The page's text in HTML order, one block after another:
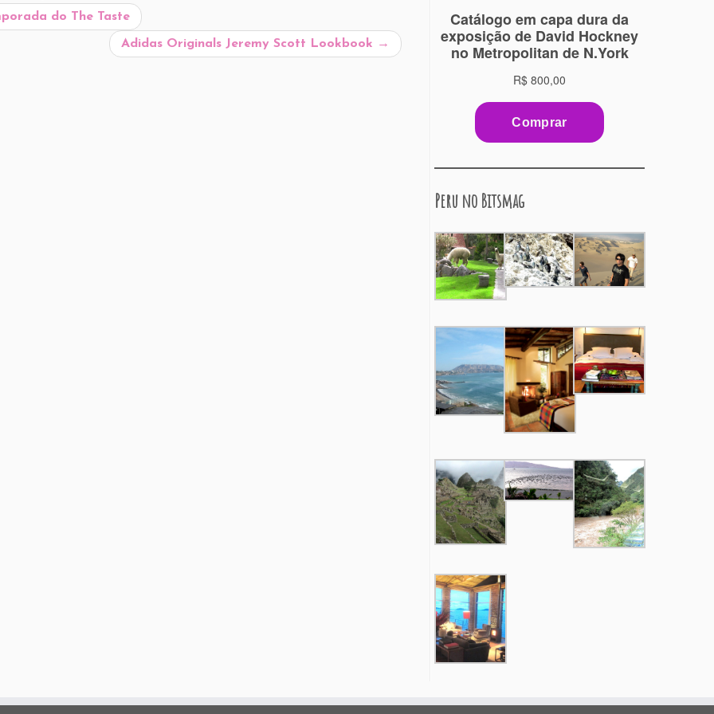
do The Taste
Adidas Originals Jeremy Scott Lookbook →
Peru no Bitsmag